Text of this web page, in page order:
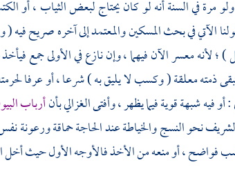
ولو مرة في السنة أنه لو كان يحتاج لبعض الثياب ،
الآتي في بحث المسكين والمعتمد إلى آخره صريح فيه
؛ لأنه معسر الآن فيهما ، وإن نازع في الأولى جمع
ذمته معلقة ( وكسب لا يليق به ) شرعا ، أو عرفا
فيه شبهة قوية فيما يظهر ، وأفتىالغزاليبأنأرباب
نحو النسج والخياطة عند الحاجة حماقة ورعونة
فواضح ، أو منعه من الأخذ فالأوجه الأول حيث أخل